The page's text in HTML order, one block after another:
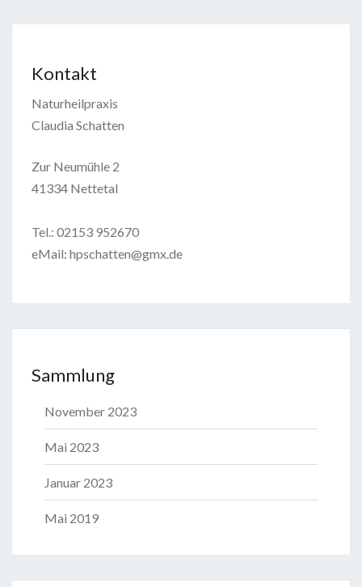
Kontakt
Naturheilpraxis
Claudia Schatten
Zur Neumühle 2
41334 Nettetal
Tel.: 02153 952670
eMail: hpschatten@gmx.de
Sammlung
November 2023
Mai 2023
Januar 2023
Mai 2019